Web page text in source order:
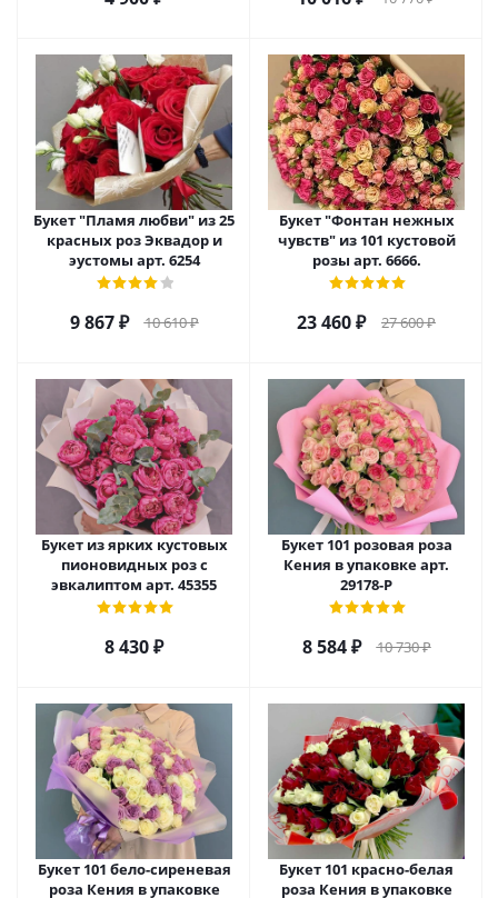
Букет "Пламя любви" из 25
красных роз Эквадор и
эустомы арт. 6254
9 867₽ 10 610₽
Букет "Фонтан нежных
чувств" из 101 кустовой
розы арт. 6666.
23 460₽ 27 600₽
Букет из ярких кустовых
пионовидных роз с
эвкалиптом арт. 45355
8 430₽
Букет 101 розовая роза
Кения в упаковке арт.
29178-Р
8 584₽ 10 730₽
Букет 101 бело-сиреневая
роза Кения в упаковке
Букет 101 красно-белая
роза Кения в упаковке